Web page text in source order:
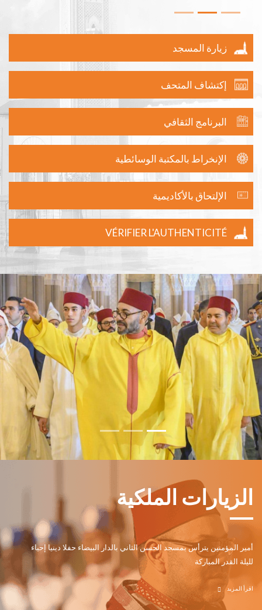
زيارة المسجد
إكتشاف المتحف
البرنامج الثقافي
الإنخراط بالمكتبة الوسائطية
الإلتحاق بالأكاديمية
VÉRIFIER L'AUTHENTICITÉ
الزيارات الملكية
أمير المؤمنين يترأس بمسجد الحسن الثاني بالدار البيضاء حفلا دينيا إحياء
لليلة القدر المباركة
اقرأ المزيد